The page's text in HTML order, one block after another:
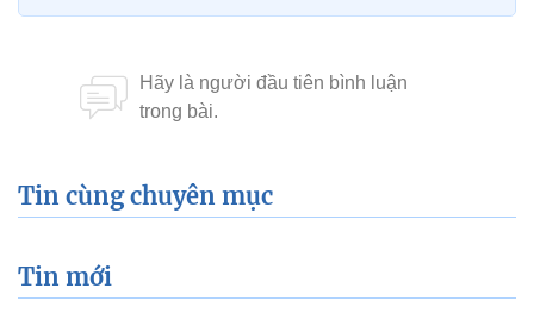
Tin cùng chuyên mục
Tin mới